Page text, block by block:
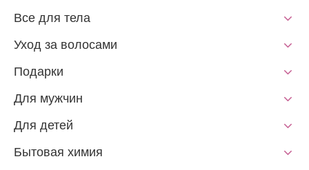
Все для тела
Уход за волосами
Подарки
Для мужчин
Для детей
Бытовая химия